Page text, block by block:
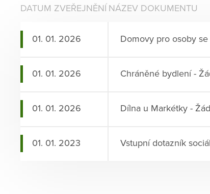
DATUM ZVEŘEJNĚNÍ NÁZEV DOKUMENTU
01. 01. 2026 Domovy pro osoby
01. 01. 2026 Chráněné bydlení -
01. 01. 2026 Dílna u Markétky -
01. 01. 2023 Vstupní dotazník